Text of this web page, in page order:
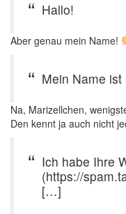
Hallo!
Aber genau mein Name!
Mein Name ist
Na, Marizellchen,
Den kennt ja auch nicht
Ich habe Ihre
(https://
[…]